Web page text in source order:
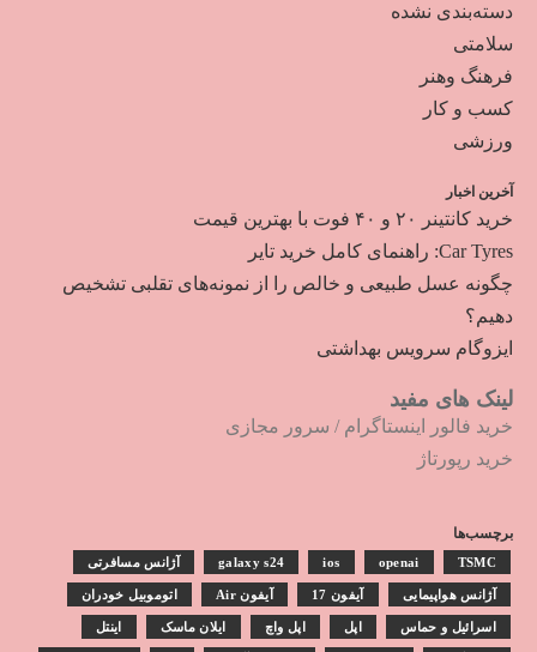
دسته‌بندی نشده
سلامتی
فرهنگ وهنر
کسب و کار
ورزشی
آخرین اخبار
خرید کانتینر ۲۰ و ۴۰ فوت با بهترین قیمت
Car Tyres: راهنمای کامل خرید تایر
چگونه عسل طبیعی و خالص را از نمونه‌های تقلبی تشخیص
دهیم؟
ایزوگام سرویس بهداشتی
لینک های مفید
خرید فالور اینستاگرام / سرور مجازی
خرید رپورتاژ
برچسب‌ها
galaxy s24 ios openai TSMC آژانس مسافرتی
آژانس هواپیمایی آیفون 17 آیفون Air اتوموبیل خودران
اسرائیل و حماس اپل اپل واچ ایلان ماسک اینتل